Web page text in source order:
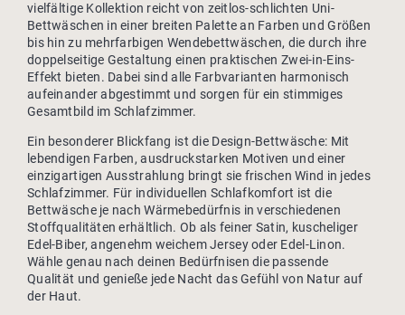
vielfältige Kollektion reicht von zeitlos-schlichten Uni-
Bettwäschen in einer breiten Palette an Farben und Größen
bis hin zu mehrfarbigen Wendebettwäschen, die durch ihre
doppelseitige Gestaltung einen praktischen Zwei-in-Eins-
Effekt bieten. Dabei sind alle Farbvarianten harmonisch
aufeinander abgestimmt und sorgen für ein stimmiges
Gesamtbild im Schlafzimmer.
Ein besonderer Blickfang ist die Design-Bettwäsche: Mit
lebendigen Farben, ausdruckstarken Motiven und einer
einzigartigen Ausstrahlung bringt sie frischen Wind in jedes
Schlafzimmer. Für individuellen Schlafkomfort ist die
Bettwäsche je nach Wärmebedürfnis in verschiedenen
Stoffqualitäten erhältlich. Ob als feiner Satin, kuscheliger
Edel-Biber, angenehm weichem Jersey oder Edel-Linon.
Wähle genau nach deinen Bedürfnisen die passende
Qualität und genieße jede Nacht das Gefühl von Natur auf
der Haut.